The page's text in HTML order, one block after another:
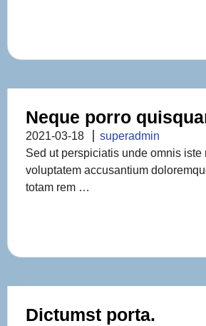
Neque porro
2021-03-18
superadmin
Sed ut perspiciatis unde omnis iste
voluptatem accusantium
totam rem …
Dictumst porta.